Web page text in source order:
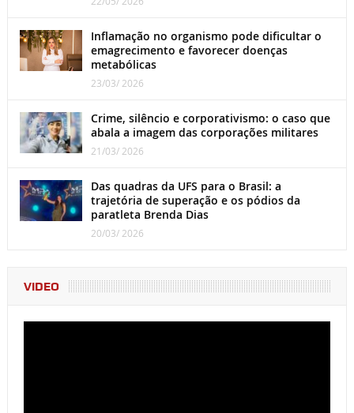
Inflamação no organismo pode dificultar o
emagrecimento e favorecer doenças
metabólicas
23/03/ 2026
Crime, silêncio e corporativismo: o caso que
abala a imagem das corporações militares
21/03/ 2026
Das quadras da UFS para o Brasil: a
trajetória de superação e os pódios da
paratleta Brenda Dias
20/03/ 2026
VIDEO